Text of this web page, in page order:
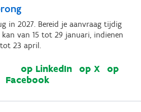
in 2027. Bereid je aanvraag tijdig
van 15 tot 29 januari, indienen
23 april.
op LinkedIn op X
op
Facebook